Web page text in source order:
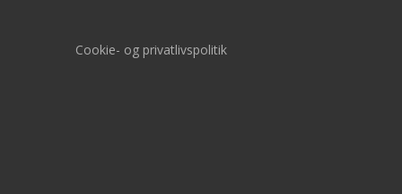
Cookie- og privatlivspolitik